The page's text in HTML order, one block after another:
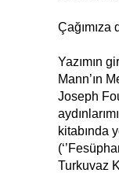
Yazımın
Mann’ın
Joseph
kitabında
Turkuvaz